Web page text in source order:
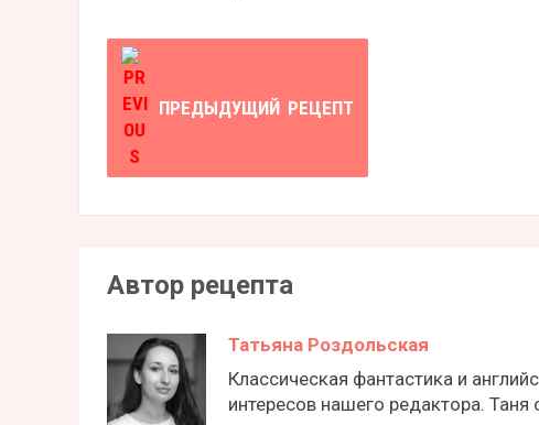
ПРЕДЫДУЩИЙ РЕЦЕПТ
Автор рецепта
Татьяна Роздольская
Классическая фантастика и
интересов нашего редактора.